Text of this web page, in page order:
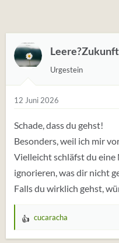
Leere?Zukunft
Urgestein
12 Juni 2026
Schade, dass du gehst!
Besonders, weil ich mir
Vielleicht schläfst du
ignorieren, was dir nicht
Falls du wirklich gehst,
W
cucaracha